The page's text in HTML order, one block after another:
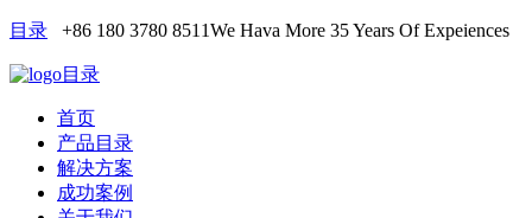
目录 +86 180 3780 8511We Hava More 35 Years Of Expeiences
目录
首页
产品目录
解决方案
成功案例